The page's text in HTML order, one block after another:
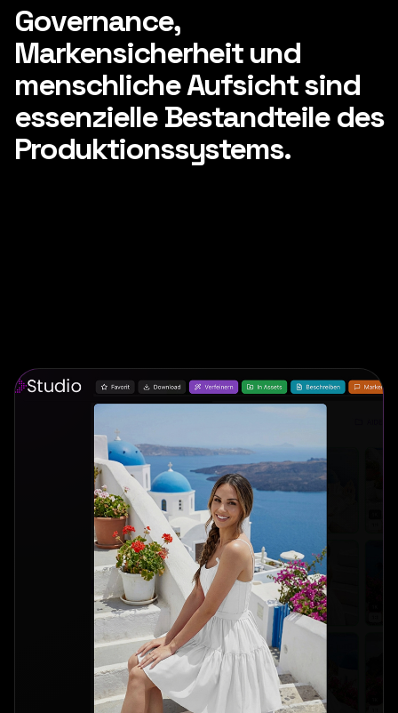
Governance,
Markensicherheit und
menschliche Aufsicht sind
essenzielle Bestandteile des
Produktionssystems.